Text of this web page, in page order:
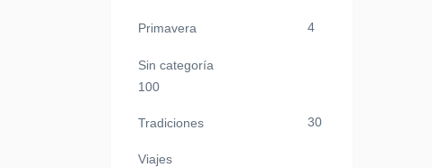
Primavera 4
Sin categoría
100
Tradiciones 30
Viajes